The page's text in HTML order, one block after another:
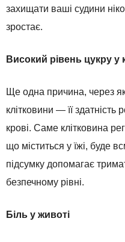
захищати ваші судини
зростає.
Високий рівень цукру у
Ще одна причина, через
клітковини — її здатність
крові. Саме клітковина
що міститься у їжі, буде
підсумку допомагає
безпечному рівні.
Біль у животі